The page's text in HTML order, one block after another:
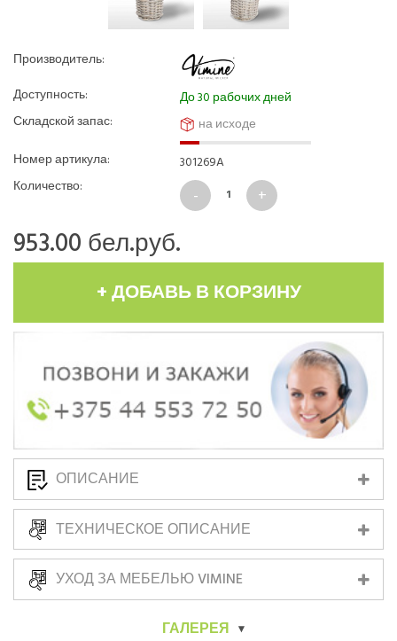
Производитель:
Доступность:
До 30 рабочих дней
Складской запас:
на исходе
Номер артикула:
301269A
Количество:
953.00 бел.руб.
+ ДОБАВЬ В КОРЗИНУ
ОПИСАНИЕ
ТЕХНИЧЕСКОЕ ОПИСАНИЕ
УХОД ЗА МЕБЕЛЬЮ VIMINE
ГАЛЕРЕЯ